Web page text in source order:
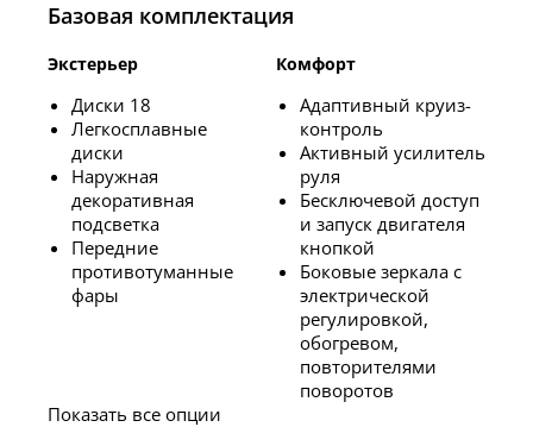
Базовая комплектация
Экстерьер
Диски 18
Легкосплавные
диски
Наружная
декоративная
подсветка
Передние
противотуманные
фары
Комфорт
Адаптивный круиз-
контроль
Активный усилитель
руля
Бесключевой доступ
и запуск двигателя
кнопкой
Боковые зеркала с
электрической
регулировкой,
обогревом,
повторителями
поворотов
Показать все опции